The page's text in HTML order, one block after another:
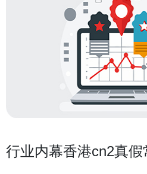
行业内幕香港cn2真假